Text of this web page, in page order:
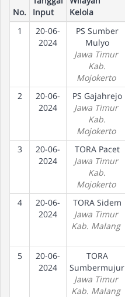
No.
Input
Kelola
1
20-06-
2024
PS Sumber
Mulyo
Jawa Timur
Kab.
Mojokerto
2
20-06-
2024
PS Gajahrejo
Jawa Timur
Kab.
Mojokerto
3
20-06-
2024
TORA Pacet
Jawa Timur
Kab.
Mojokerto
4
20-06-
2024
TORA Sidem
Jawa Timur
Kab. Malang
5
20-06-
2024
TORA
Sumbermujur
Jawa Timur
Kab. Malang